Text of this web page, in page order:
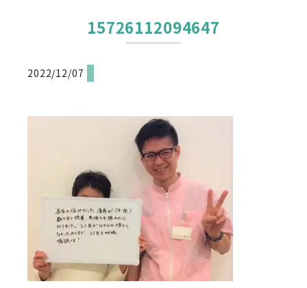
15726112094647
2022/12/07